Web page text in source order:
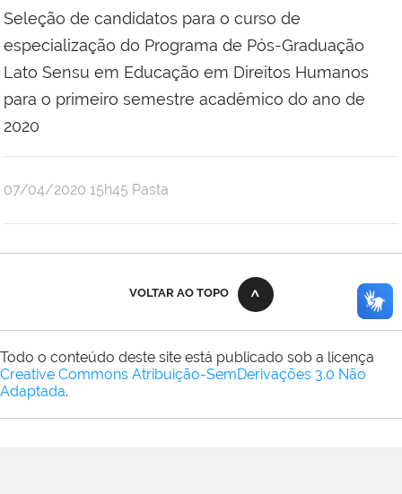
Seleção de candidatos para o curso de
especialização do Programa de Pós-Graduação
Lato Sensu em Educação em Direitos Humanos
para o primeiro semestre acadêmico do ano de
2020
publicado
07/04/2020 15h45 Pasta
VOLTAR AO TOPO
Todo o conteúdo deste site está publicado sob a licença
Creative Commons Atribuição-SemDerivações 3.0 Não
Adaptada.